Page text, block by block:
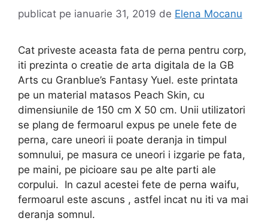
publicat pe ianuarie 31, 2019 de Elena Mocanu
Cat priveste aceasta fata de perna pentru corp,
iti prezinta o creatie de arta digitala de la GB
Arts cu Granblue’s Fantasy Yuel. este printata
pe un material matasos Peach Skin, cu
dimensiunile de 150 cm X 50 cm. Unii utilizatori
se plang de fermoarul expus pe unele fete de
perna, care uneori ii poate deranja in timpul
somnului, pe masura ce uneori i izgarie pe fata,
pe maini, pe picioare sau pe alte parti ale
corpului. In cazul acestei fete de perna waifu,
fermoarul este ascuns , astfel incat nu iti va mai
deranja somnul.